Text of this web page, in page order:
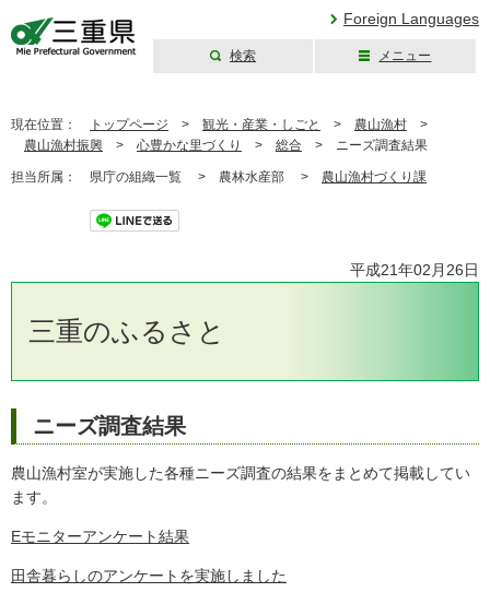
Foreign Languages
検索 メニュー
現在位置： トップページ > 観光・産業・しごと > 農山漁村 >
農山漁村振興 > 心豊かな里づくり > 総合 > ニーズ調査結果
担当所属： 県庁の組織一覧 > 農林水産部 > 農山漁村づくり課
平成21年02月26日
三重のふるさと
ニーズ調査結果
農山漁村室が実施した各種ニーズ調査の結果をまとめて掲載してい
ます。
Eモニターアンケート結果
田舎暮らしのアンケートを実施しました